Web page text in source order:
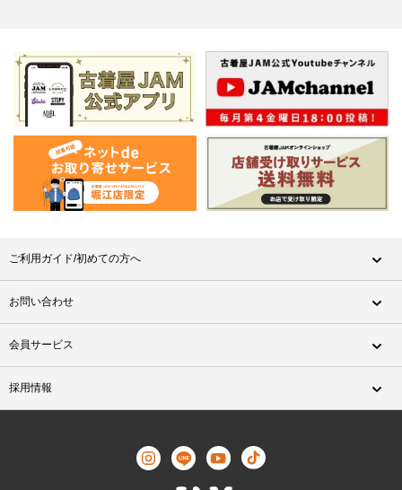
ご利用ガイド/初めての方へ
お問い合わせ
会員サービス
採用情報